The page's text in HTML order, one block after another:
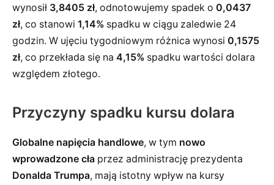
wynosił 3,8405 zł, odnotowujemy spadek o 0,0437
zł, co stanowi 1,14% spadku w ciągu zaledwie 24
godzin. W ujęciu tygodniowym różnica wynosi 0,1575
zł, co przekłada się na 4,15% spadku wartości dolara
względem złotego.
Przyczyny spadku kursu dolara
Globalne napięcia handlowe, w tym nowo
wprowadzone cła przez administrację prezydenta
Donalda Trumpa, mają istotny wpływ na kursy